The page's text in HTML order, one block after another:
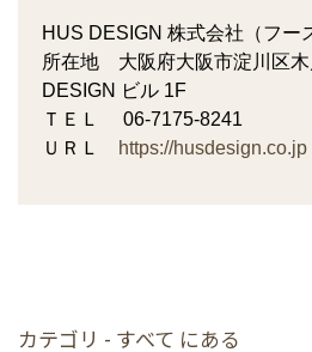
HUS DESIGN 株式会社（フー
所在地 大阪府大阪市淀川区
DESIGN ビル 1F
ＴＥＬ 06-7175-8241
ＵＲＬ
https://husdesign.co.jp
カテゴリ - すべて にある